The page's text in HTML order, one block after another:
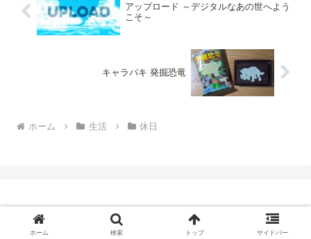
アップロード ～デジタルなあの世へよう
こそ～
キャラパキ 発掘恐竜
ホーム 生活 休日
© yamamotosoft
ホーム 検索 トップ サイドバー